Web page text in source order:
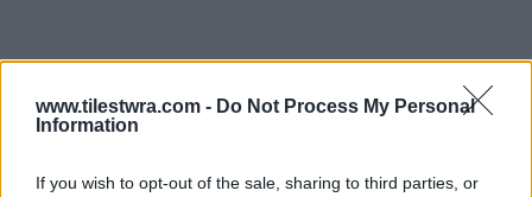
www.tilestwra.com - Do Not Process My Personal
Information
If you wish to opt-out of the sale, sharing to third parties, or